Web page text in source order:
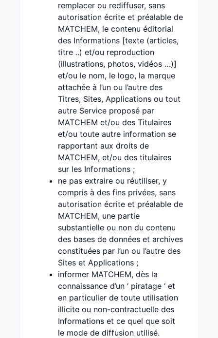
remplacer ou rediffuser, sans
autorisation écrite et préalable de
MATCHEM, le contenu éditorial
des Informations [texte (articles,
titre ..) et/ou reproduction
(illustrations, photos, vidéos …)]
et/ou le nom, le logo, la marque
attachée à l’un ou l’autre des
Titres, Sites, Applications ou tout
autre Service proposé par
MATCHEM et/ou des Titulaires
et/ou toute autre information se
rapportant aux droits de
MATCHEM, et/ou des titulaires
sur les Informations ;
ne pas extraire ou réutiliser, y
compris à des fins privées, sans
autorisation écrite et préalable de
MATCHEM, une partie
substantielle ou non du contenu
des bases de données et archives
constituées par l’un ou l’autre des
Sites et Applications ;
informer MATCHEM, dès la
connaissance d’un ‘ piratage ‘ et
en particulier de toute utilisation
illicite ou non-contractuelle des
Informations et ce quel que soit
le mode de diffusion utilisé.